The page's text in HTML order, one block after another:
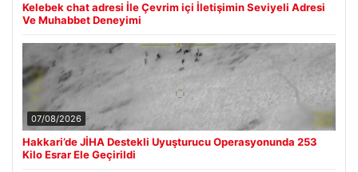
Kelebek chat adresi İle Çevrim içi İletişimin Seviyeli Adresi
Ve Muhabbet Deneyimi
07/08/2026
Hakkari’de JİHA Destekli Uyuşturucu Operasyonunda 253
Kilo Esrar Ele Geçirildi